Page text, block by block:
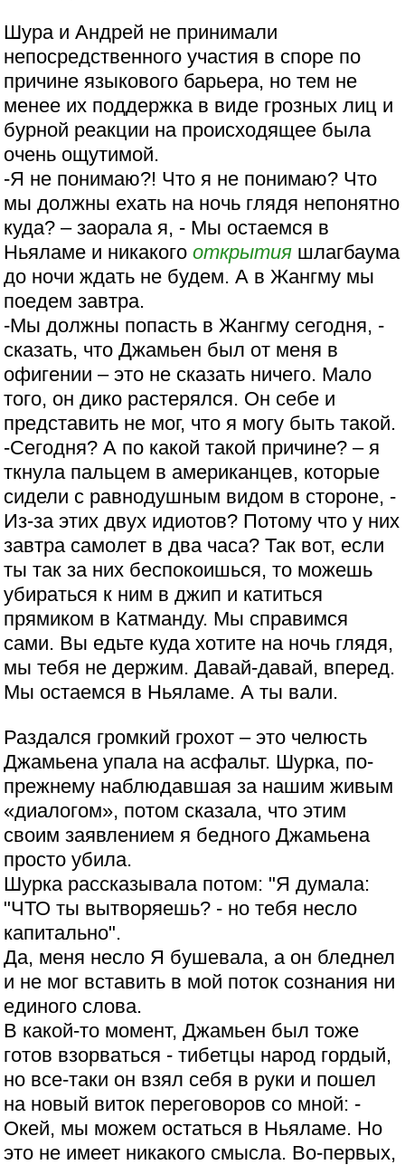
Шура и Андрей не принимали
непосредственного участия в споре по
причине языкового барьера, но тем не
менее их поддержка в виде грозных лиц и
бурной реакции на происходящее была
очень ощутимой.
-Я не понимаю?! Что я не понимаю? Что
мы должны ехать на ночь глядя непонятно
куда? – заорала я, - Мы остаемся в
Ньяламе и никакогооткрытия шлагбаума
до ночи ждать не будем. А в Жангму мы
поедем завтра.
-Мы должны попасть в Жангму сегодня, -
сказать, что Джамьен был от меня в
офигении – это не сказать ничего. Мало
того, он дико растерялся. Он себе и
представить не мог, что я могу быть такой.
-Сегодня? А по какой такой причине? – я
ткнула пальцем в американцев, которые
сидели с равнодушным видом в стороне, -
Из-за этих двух идиотов? Потому что у них
завтра самолет в два часа? Так вот, если
ты так за них беспокоишься, то можешь
убираться к ним в джип и катиться
прямиком в Катманду. Мы справимся
сами. Вы едьте куда хотите на ночь глядя,
мы тебя не держим. Давай-давай, вперед.
Мы остаемся в Ньяламе. А ты вали.
Раздался громкий грохот – это челюсть
Джамьена упала на асфальт. Шурка, по-
прежнему наблюдавшая за нашим живым
«диалогом», потом сказала, что этим
своим заявлением я бедного Джамьена
просто убила.
Шурка рассказывала потом: "Я думала:
"ЧТО ты вытворяешь? - но тебя несло
капитально".
Да, меня несло Я бушевала, а он бледнел
и не мог вставить в мой поток сознания ни
единого слова.
В какой-то момент, Джамьен был тоже
готов взорваться - тибетцы народ гордый,
но все-таки он взял себя в руки и пошел
на новый виток переговоров со мной: -
Окей, мы можем остаться в Ньяламе. Но
это не имеет никакого смысла. Во-первых,